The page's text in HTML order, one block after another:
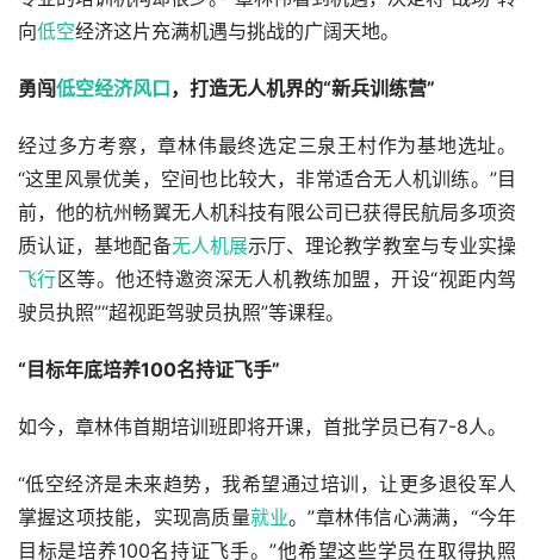
向低空经济这片充满机遇与挑战的广阔天地。
勇闯低空经济风口，打造无人机界的“新兵训练营”
经过多方考察，章林伟最终选定三泉王村作为基地选址。
“这里风景优美，空间也比较大，非常适合无人机训练。”目
前，他的杭州畅翼无人机科技有限公司已获得民航局多项资
质认证，基地配备无人机展示厅、理论教学教室与专业实操
飞行区等。他还特邀资深无人机教练加盟，开设“视距内驾
驶员执照”“超视距驾驶员执照”等课程。
“目标年底培养100名持证飞手”
如今，章林伟首期培训班即将开课，首批学员已有7-8人。
“低空经济是未来趋势，我希望通过培训，让更多退役军人
掌握这项技能，实现高质量就业。”章林伟信心满满，“今年
目标是培养100名持证飞手。”他希望这些学员在取得执照